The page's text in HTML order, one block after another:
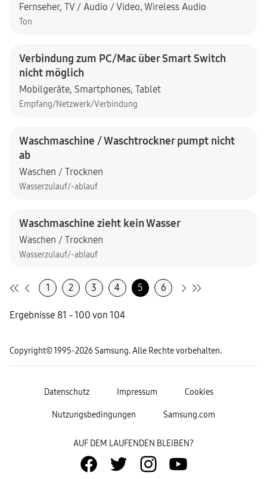
Fernseher, TV / Audio / Video, Wireless Audio
Ton
Verbindung zum PC/Mac über Smart Switch
nicht möglich
Mobilgeräte, Smartphones, Tablet
Empfang/Netzwerk/Verbindung
Waschmaschine / Waschtrockner pumpt nicht
ab
Waschen / Trocknen
Wasserzulauf/-ablauf
Waschmaschine zieht kein Wasser
Waschen / Trocknen
Wasserzulauf/-ablauf
1 2 3 4 5 6
Ergebnisse 81 - 100 von 104
Copyright© 1995-2026 Samsung. Alle Rechte vorbehalten.
Datenschutz Impressum Cookies
Nutzungsbedingungen Samsung.com
AUF DEM LAUFENDEN BLEIBEN?